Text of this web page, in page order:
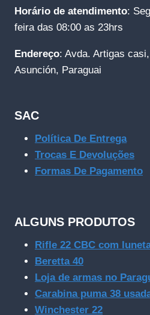
Horário de atendimento:
feira das 08:00 as 23hrs
Endereço: Avda. Artigas
Asunción, Paraguai
SAC
Política De Entrega
Trocas E Devoluções
Formas De Pagamento
ALGUNS PRODUTOS
Rifle 22 CBC com
Beretta 40
Loja de armas no
Carabina puma 38
Winchester 22